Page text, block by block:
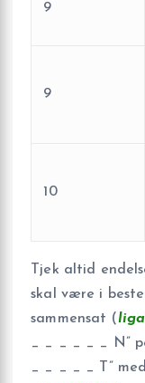
9
9
10
Tjek altid
skal være i
sammensat (
_ _ _ _ _ _ N”
_ _ _ _ _ T”